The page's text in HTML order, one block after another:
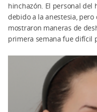
hinchazón. El personal del
debido a la anestesia,
mostraron maneras de
primera semana fue difícil